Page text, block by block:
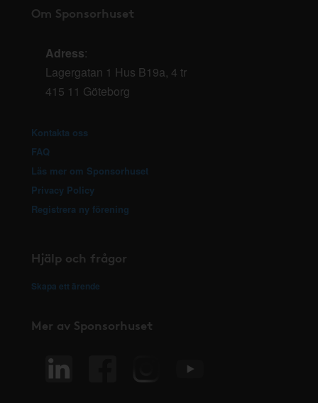
Om Sponsorhuset
Adress:
Lagergatan 1 Hus B19a, 4 tr
415 11 Göteborg
Kontakta oss
FAQ
Läs mer om Sponsorhuset
Privacy Policy
Registrera ny förening
Hjälp och frågor
Skapa ett ärende
Mer av Sponsorhuset